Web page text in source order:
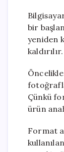
bir
yeniden
Çünkü
ürün
Format